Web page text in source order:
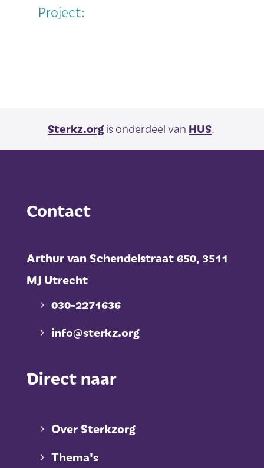
Project:
Sterkz.orgis onderdeel van HUS.
Contact
Arthur van Schendelstraat 650, 3511
MJ Utrecht
030-2271636
info@sterkz.org
Direct naar
Over Sterkzorg
Thema's